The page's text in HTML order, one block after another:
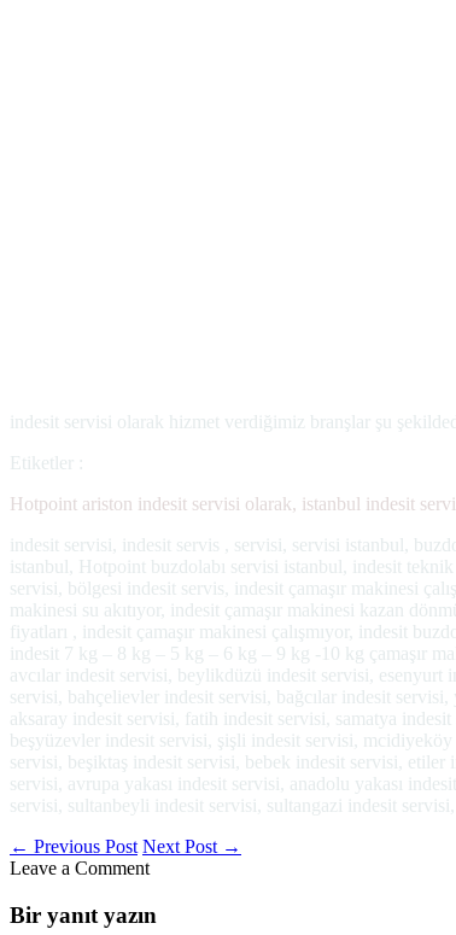
indesit servisi olarak hizmet verdiğimiz branşlar şu
Etiketler :
Hotpoint ariston indesit servisi olarak, istanbul indesit
indesit servisi, indesit servis , servisi, servisi istanbul,
istanbul, Hotpoint buzdolabı servisi istanbul, indesit
servisi, bölgesi indesit servis, indesit çamaşır makinesi
makinesi su akıtıyor, indesit çamaşır makinesi kazan
fiyatları , indesit çamaşır makinesi çalışmıyor, indesit
indesit 7 kg – 8 kg – 5 kg – 6 kg – 9 kg -10 kg çamaşır
avcılar indesit servisi, beylikdüzü indesit servisi,
servisi, bahçelievler indesit servisi, bağcılar indesit
aksaray indesit servisi, fatih indesit servisi, samatya
beşyüzevler indesit servisi, şişli indesit servisi,
servisi, beşiktaş indesit servisi, bebek indesit servisi,
servisi, avrupa yakası indesit servisi, anadolu yakası
servisi, sultanbeyli indesit servisi, sultangazi indesit
← Previous Post Next Post →
Leave a Comment
Bir yanıt yazın